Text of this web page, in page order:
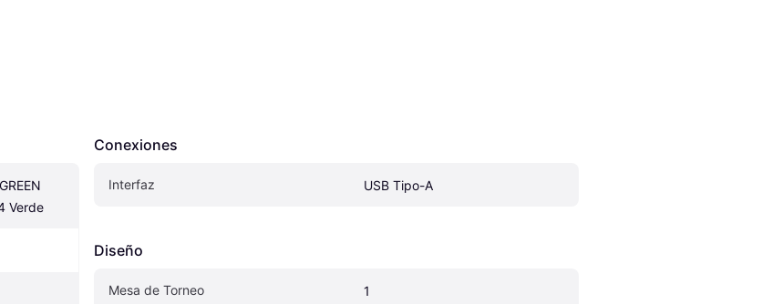
Verde
Conexiones
Interfaz USB Tipo-A
Diseño
Mesa de Torneo 1